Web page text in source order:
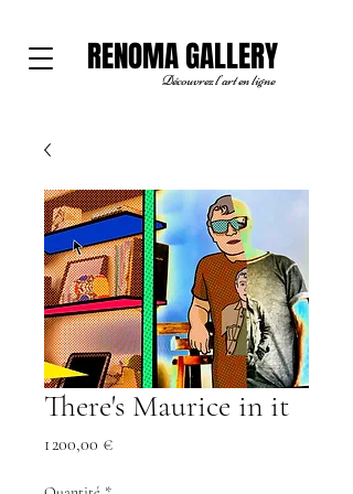
RENOMA GALLERY
Découvrez l'art en ligne
There's Maurice in it
1 200,00 €Prix